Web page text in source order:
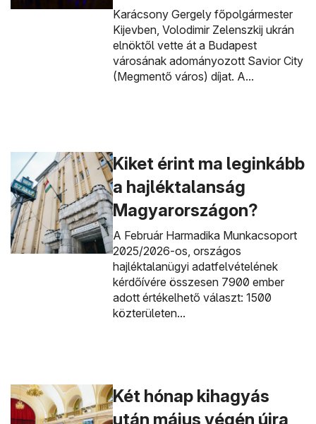
Karácsony Gergely főpolgármester
Kijevben, Volodimir Zelenszkij ukrán
elnöktől vette át a Budapest
városának adományozott Savior City
(Megmentő város) díjat. A...
Kiket érint ma leginkább
a hajléktalanság
Magyarországon?
A Február Harmadika Munkacsoport
2025/2026-os, országos
hajléktalanügyi adatfelvételének
kérdőívére összesen 7900 ember
adott értékelhető választ: 1500
közterületen...
Két hónap kihagyás
után május végén újra